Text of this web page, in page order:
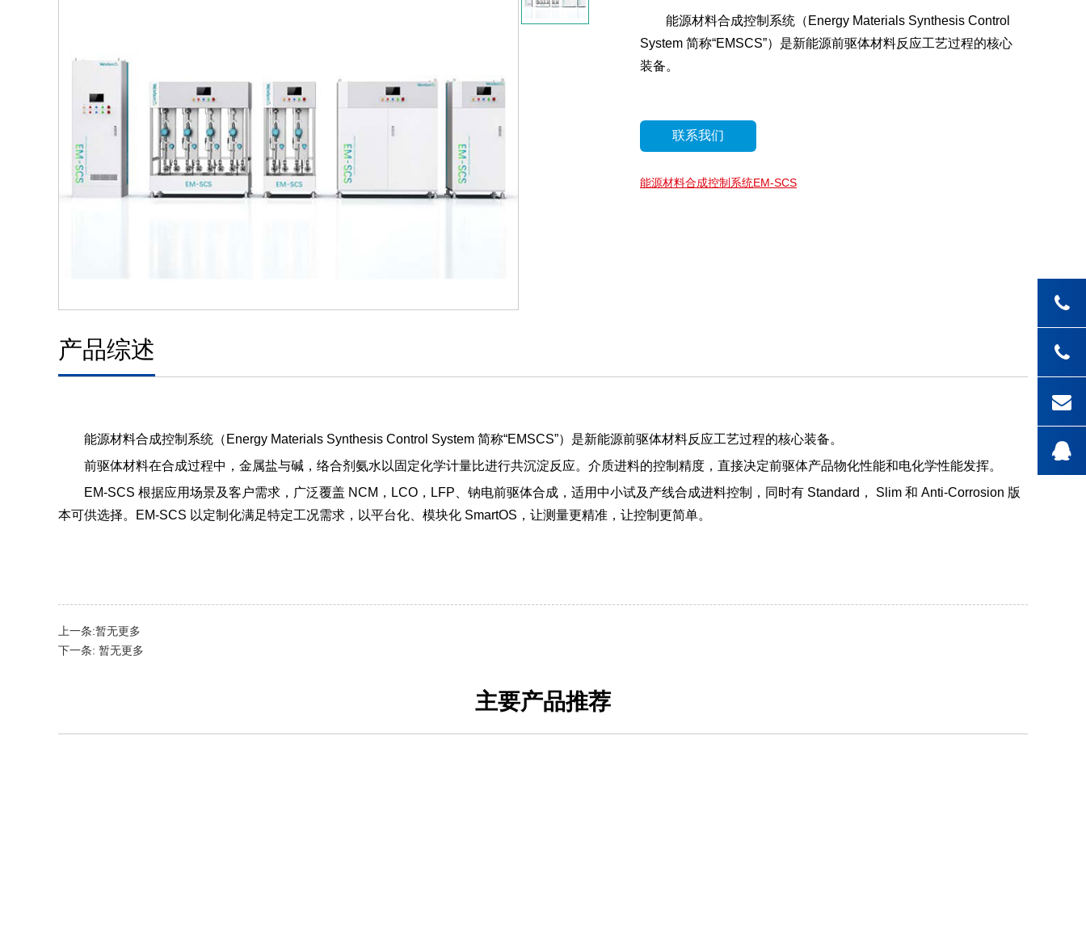
能源材料合成控制系统（Energy Materials Synthesis Control
System 简称“EMSCS”）是新能源前驱体材料反应工艺过程的核心
装备。
联系我们
能源材料合成控制系统EM-SCS
产品综述
能源材料合成控制系统（Energy Materials Synthesis Control System 简称“EMSCS”）是新能源前驱体材料反应工艺过程的核心装备。
前驱体材料在合成过程中，金属盐与碱，络合剂氨水以固定化学计量比进行共沉淀反应。介质进料的控制精度，直接决定前驱体产品物化性能和电化学性能发挥。
EM-SCS 根据应用场景及客户需求，广泛覆盖 NCM，LCO，LFP、钠电前驱体合成，适用中小试及产线合成进料控制，同时有 Standard， Slim 和 Anti-Corrosion 版
本可供选择。
EM-SCS 以定制化满足特定工况需求，以平台化、模块化 SmartOS，让测量更精准，让控制更简单。
上一条:暂无更多
下一条: 暂无更多
主要产品推荐